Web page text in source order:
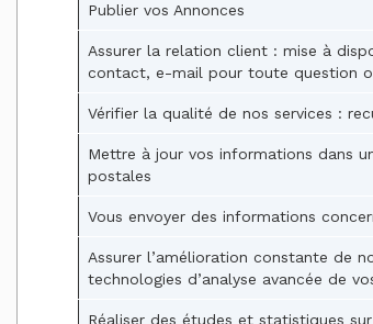
Publier vos Annonces
Assurer la relation client : mise à
contact, e-mail pour toute question
Vérifier la qualité de nos services :
Mettre à jour vos informations dans
postales
Vous envoyer des informations
Assurer l’amélioration constante de
technologies d’analyse avancée de
Réaliser des études et statistiques